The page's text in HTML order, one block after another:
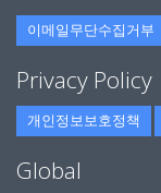
이메일무단수집거부
Privacy Policy
개인정보보호정책
Global